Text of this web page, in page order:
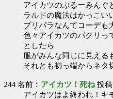
アイカツのぶるーみんぐ
ラルドの魔法はかっこい
プリパラなんてコーデも
色々アイカツのパクリっ
としたら
服がみんな同じに見える
それとも初っ端からネタ
244 名前： アイカツ！死ね 投稿
アイカツはよ終われ！キ